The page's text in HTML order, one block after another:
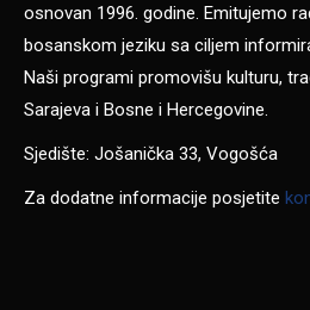
osnovan 1996. godine. Emitujemo
bosanskom jeziku sa ciljem
Naši programi promovišu kulturu,
Sarajeva i Bosne i Hercegovine.
Sjedište: Jošanička 33, Vogošća
Za dodatne informacije posjetite